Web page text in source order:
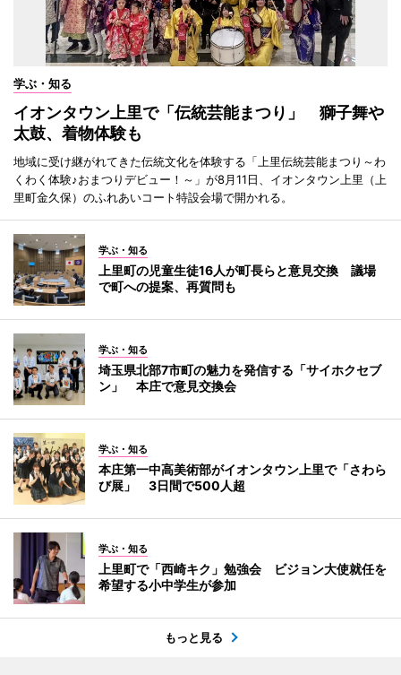
学ぶ・知る
イオンタウン上里で「伝統芸能まつり」 獅子舞や
太鼓、着物体験も
地域に受け継がれてきた伝統文化を体験する「上里伝統芸能まつり～わ
くわく体験♪おまつりデビュー！～」が8月11日、イオンタウン上里（上
里町金久保）のふれあいコート特設会場で開かれる。
学ぶ・知る
上里町の児童生徒16人が町長らと意見交換 議場
で町への提案、再質問も
学ぶ・知る
埼玉県北部7市町の魅力を発信する「サイホクセブ
ン」 本庄で意見交換会
学ぶ・知る
本庄第一中高美術部がイオンタウン上里で「さわら
び展」 3日間で500人超
学ぶ・知る
上里町で「西崎キク」勉強会 ビジョン大使就任を
希望する小中学生が参加
もっと見る